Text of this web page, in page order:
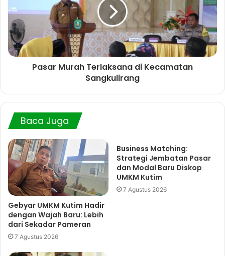
Pasar Murah Terlaksana di Kecamatan
Sangkulirang
Baca Juga
Gebyar UMKM Kutim Hadir
dengan Wajah Baru: Lebih
dari Sekadar Pameran
7 Agustus 2026
Business Matching:
Strategi Jembatan Pasar
dan Modal Baru Diskop
UMKM Kutim
7 Agustus 2026